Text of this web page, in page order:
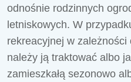
odnośnie rodzinnych
letniskowych. W
rekreacyjnej w
należy ją traktować albo
zamieszkałą sezonowo